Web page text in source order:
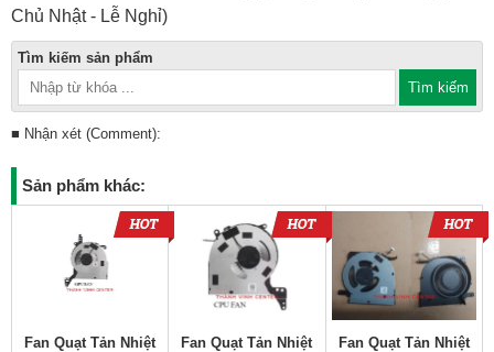
Chủ Nhật - Lễ Nghỉ)
Tìm kiếm sản phẩm
■ Nhận xét (Comment):
Sản phẩm khác:
Fan Quạt Tản Nhiệt
Fan Quạt Tản Nhiệt
Fan Quạt Tản Nhiệt